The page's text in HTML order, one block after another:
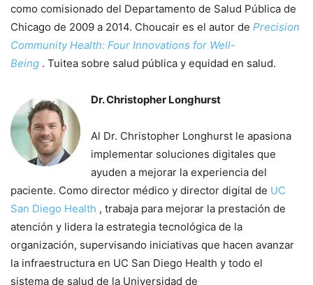
como comisionado del Departamento de Salud Pública de
Chicago de 2009 a 2014. Choucair es el autor de Precision
Community Health: Four Innovations for Well-
Being . Tuitea sobre salud pública y equidad en salud.
Dr. Christopher Longhurst
Al Dr. Christopher Longhurst le apasiona
implementar soluciones digitales que
ayuden a mejorar la experiencia del
paciente. Como director médico y director digital de UC
San Diego Health , trabaja para mejorar la prestación de
atención y lidera la estrategia tecnológica de la
organización, supervisando iniciativas que hacen avanzar
la infraestructura en UC San Diego Health y todo el
sistema de salud de la Universidad de